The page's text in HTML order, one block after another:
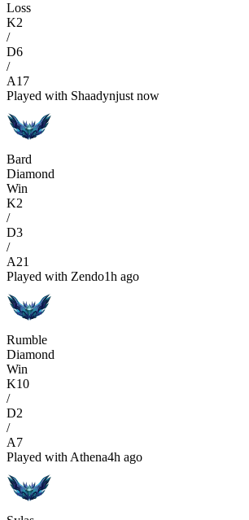
Loss
K2
/
D6
/
A17
Played with Shaadynjust now
Bard
Diamond
Win
K2
/
D3
/
A21
Played with Zendo1h ago
Rumble
Diamond
Win
K10
/
D2
/
A7
Played with Athena4h ago